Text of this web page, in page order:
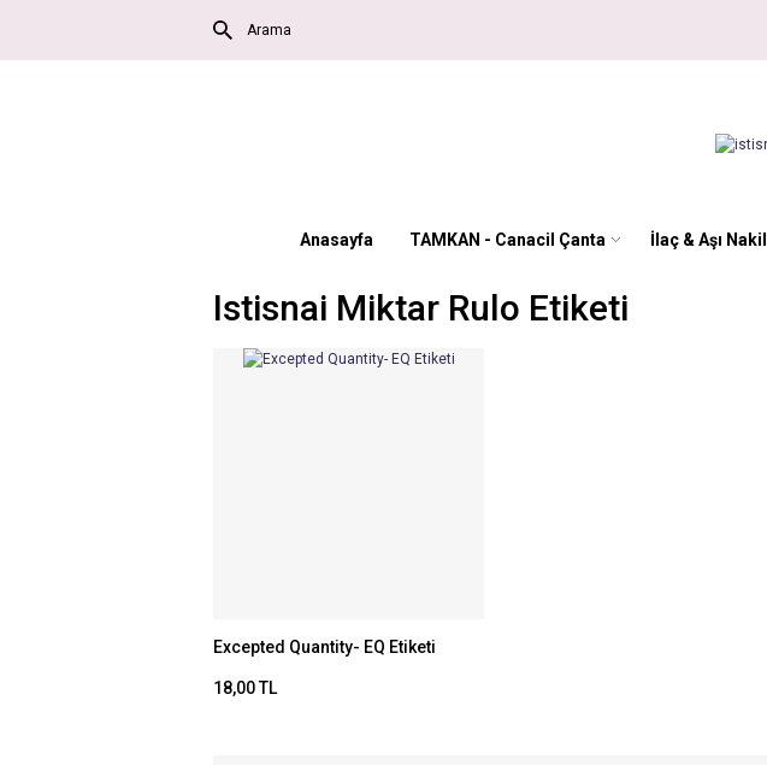
Anasayfa TAMKAN - Canacil Çanta İlaç & Aşı Nakil
Istisnai Miktar Rulo Etiketi
Excepted Quantity- EQ Etiketi
18,00 TL